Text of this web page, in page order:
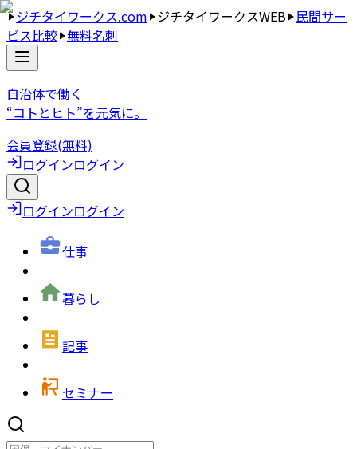
ジチタイワークス.com ジチタイワークスWEB 民間サー
ビス比較 無料名刺
自治体で働く
“コトとヒト”を元気に。
会員登録(無料)
ログインログイン
ログインログイン
仕事
暮らし
記事
セミナー